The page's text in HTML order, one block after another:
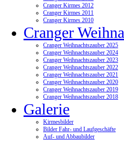
Cranger Kirmes 2012
Cranger Kirmes 2011
Cranger Kirmes 2010
Cranger
Cranger Weihnachtszauber 2025
Cranger Weihnachtszauber 2024
Cranger Weihnachtszauber 2023
Cranger Weihnachtszauber 2022
Cranger Weihnachtszauber 2021
Cranger Weihnachtszauber 2020
Cranger Weihnachtszauber 2019
Cranger Weihnachtszauber 2018
Galerie
Kirmesbilder
Bilder Fahr- und Laufgeschäfte
Auf- und Abbaubilder